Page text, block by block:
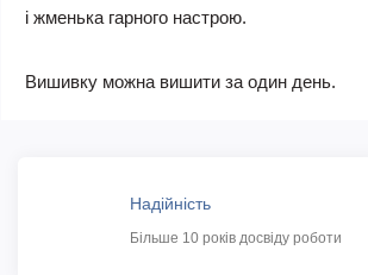
і жменька гарного настрою.
Вишивку можна вишити за один день.
Надійність
Більше 10 років досвіду роботи